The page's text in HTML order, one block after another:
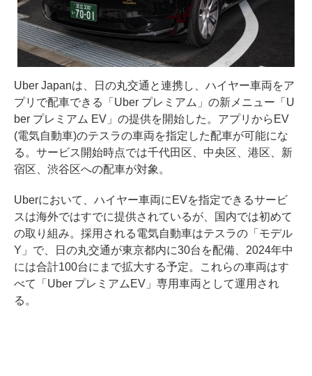
Uber Japanは、日の丸交通と連携し、ハイヤー車両をア
プリで配車できる「Uber プレミアム」の新メニュー「U
ber プレミアム EV」の提供を開始した。アプリからEV
(電気自動車)のテスラの車両を指定した配車が可能にな
る。サービス開始時点では千代田区、中央区、港区、新
宿区、渋谷区への配車が対象。
Uberにおいて、ハイヤー車両にEVを指定できるサービ
スは海外ではすでに提供されているが、国内では初めて
の取り組み。採用される電気自動車はテスラの「モデル
Y」で、日の丸交通が東京都内に30台を配備、2024年中
には合計100台にまで拡大する予定。これらの車両はす
べて「Uber プレミアムEV」専用車両として運用され
る。